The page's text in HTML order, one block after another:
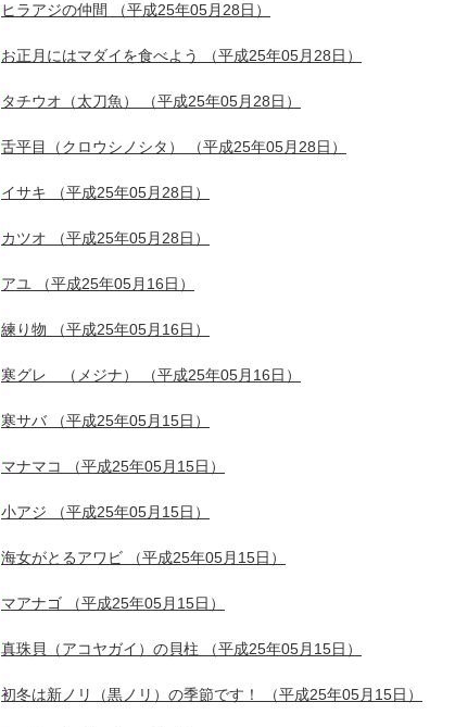
ヒラアジの仲間 （平成25年05月28日）
お正月にはマダイを食べよう （平成25年05月28日）
タチウオ（太刀魚） （平成25年05月28日）
舌平目（クロウシノシタ） （平成25年05月28日）
イサキ （平成25年05月28日）
カツオ （平成25年05月28日）
アユ （平成25年05月16日）
練り物 （平成25年05月16日）
寒グレ （メジナ） （平成25年05月16日）
寒サバ（平成25年05月15日）
マナマコ （平成25年05月15日）
小アジ （平成25年05月15日）
海女がとるアワビ （平成25年05月15日）
マアナゴ （平成25年05月15日）
真珠貝（アコヤガイ）の貝柱 （平成25年05月15日）
初冬は新ノリ（黒ノリ）の季節です！ （平成25年05月15日）